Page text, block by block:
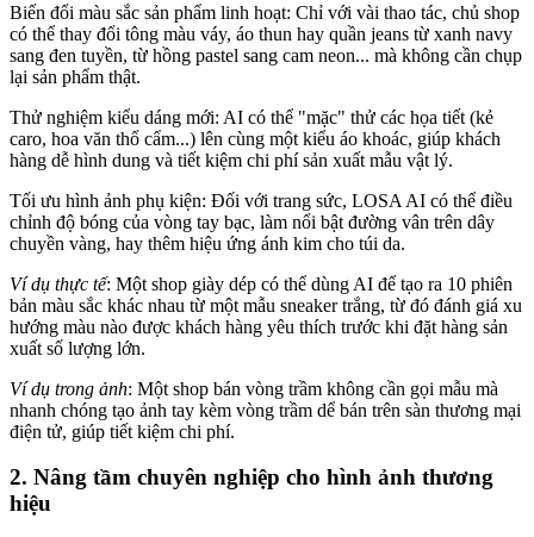
Biến đổi màu sắc sản phẩm linh hoạt: Chỉ với vài thao tác, chủ shop
có thể thay đổi tông màu váy, áo thun hay quần jeans từ xanh navy
sang đen tuyền, từ hồng pastel sang cam neon... mà không cần chụp
lại sản phẩm thật.
Thử nghiệm kiểu dáng mới: AI có thể "mặc" thử các họa tiết (kẻ
caro, hoa văn thổ cẩm...) lên cùng một kiểu áo khoác, giúp khách
hàng dễ hình dung và tiết kiệm chi phí sản xuất mẫu vật lý.
Tối ưu hình ảnh phụ kiện: Đối với trang sức, LOSA AI có thể điều
chỉnh độ bóng của vòng tay bạc, làm nổi bật đường vân trên dây
chuyền vàng, hay thêm hiệu ứng ánh kim cho túi da.
Ví dụ thực tế: Một shop giày dép có thể dùng AI để tạo ra 10 phiên
bản màu sắc khác nhau từ một mẫu sneaker trắng, từ đó đánh giá xu
hướng màu nào được khách hàng yêu thích trước khi đặt hàng sản
xuất số lượng lớn.
Ví dụ trong ảnh: Một shop bán vòng trầm không cần gọi mẫu mà
nhanh chóng tạo ảnh tay kèm vòng trầm dể bán trên sàn thương mại
điện tử, giúp tiết kiệm chi phí.
2. Nâng tầm chuyên nghiệp cho hình ảnh thương
hiệu